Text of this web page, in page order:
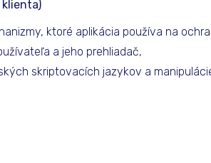
ktoré aplikácia používa na
a jeho prehliadač,
skriptovacích jazykov a